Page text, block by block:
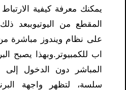
يمكنك معرفة كيفية
المقطع من اليوتيوببعد
على نظام ويندوز مباشرة
اب للكمبيوتر.وبهذا يصبح
المباشر دون الدخول
سلسة، لتظهر واجهة